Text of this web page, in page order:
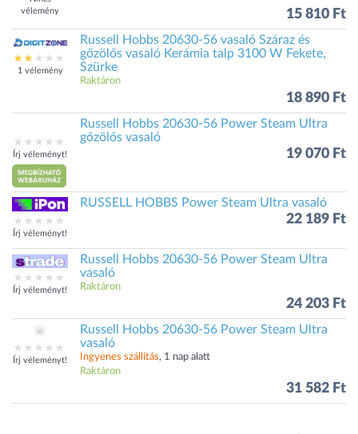
vélemény
15 810 Ft
1 vélemény
Russell Hobbs 20630-56 vasaló Száraz és
gőzölős vasaló Kerámia talp 3100 W Fekete,
Szürke
Raktáron
18 890 Ft
Írj véleményt!
Russell Hobbs 20630-56 Power Steam Ultra
gőzölős vasaló
19 070 Ft
Írj véleményt!
RUSSELL HOBBS Power Steam Ultra vasaló
22 189 Ft
Írj véleményt!
Russell Hobbs 20630-56 Power Steam Ultra
vasaló
Raktáron
24 203 Ft
Írj véleményt!
Russell Hobbs 20630-56 Power Steam Ultra
vasaló
Ingyenes szállítás, 1 nap alatt
Raktáron
31 582 Ft